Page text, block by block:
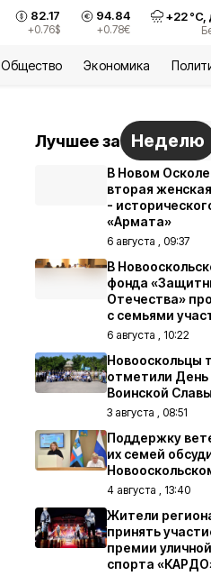
82.17
+0.76$
94.84
+0.78€
+22°С,
Общество Экономика
Лучшее за Неделю
В Новом
вторая
-
«Армата»
6 августа , 09:37
В
фонда
Отечества»
с семьями
6 августа , 10:22
Новооскольцы
отметили День
Воинской Славы
3 августа , 08:51
Поддержку
их семей
4 августа , 13:40
Жители
принять
премии
спорта